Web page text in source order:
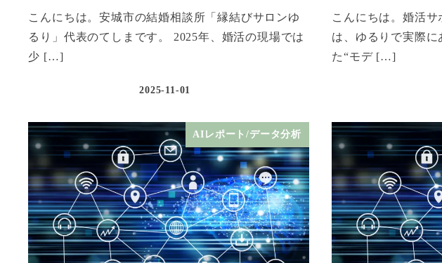
こんにちは。安城市の結婚相談所「縁結びサロンゆ
るり」代表のてしまです。 2025年、婚活の現場では
少 […]
2025-11-01
こんにちは。婚活
は、ゆるりで実際
た“モデ […]
AIレポート/データ分析